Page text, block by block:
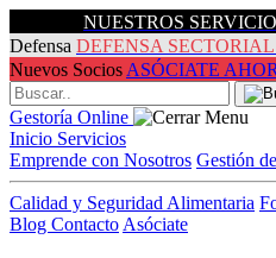
NUESTROS
Defensa DEFENSA SECTORIAL
Nuevos Socios ASÓCIATE
Gestoría Online
Inicio Servicios
Emprende con Nosotros Gestión
Calidad y Seguridad Alimentaria
Blog Contacto Asóciate